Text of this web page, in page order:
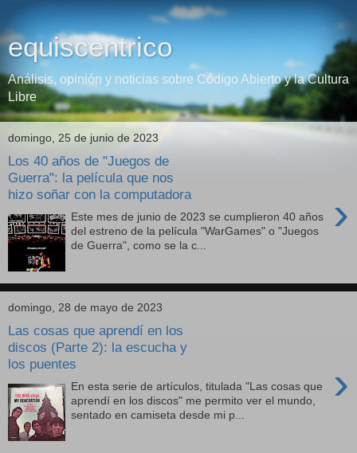
equiscentrico
Análisis, opinión y noticias sobre Código Abierto y la Cultura
Libre
domingo, 25 de junio de 2023
Los 40 años de "Juegos de
Guerra": la película que nos
hizo soñar con la computadora
›
Este mes de junio de 2023 se cumplieron 40 años
del estreno de la película "WarGames" o "Juegos
de Guerra", como se la c...
domingo, 28 de mayo de 2023
Las cosas que aprendí en los
discos (Parte 2): la escucha y
los puentes
›
En esta serie de artículos, titulada "Las cosas que
aprendí en los discos" me permito ver el mundo,
sentado en camiseta desde mi p...